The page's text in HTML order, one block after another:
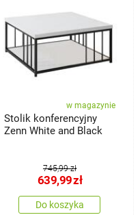
w magazynie
Stolik konferencyjny
Zenn White and Black
745,99 zł
639,99zł
Do koszyka